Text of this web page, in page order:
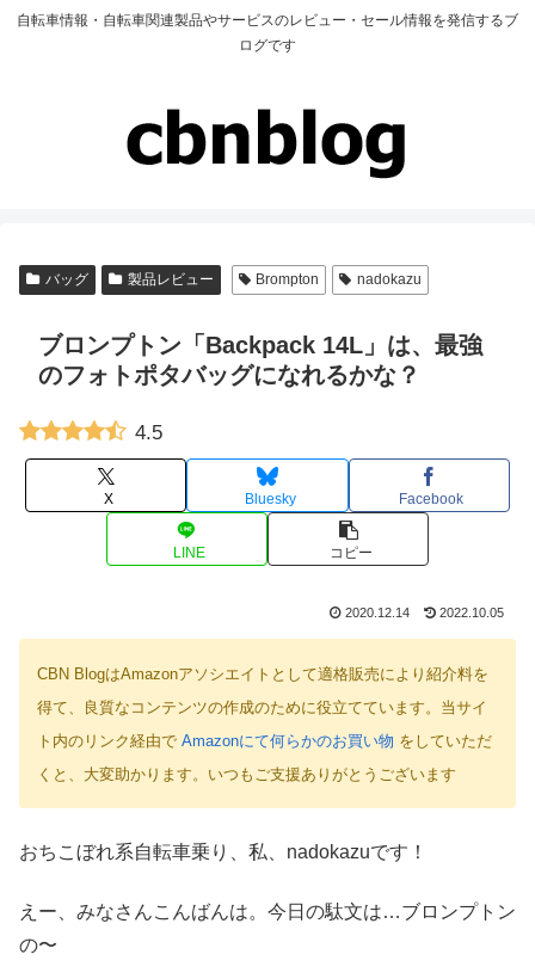
自転車情報・自転車関連製品やサービスのレビュー・セール情報を発信するブ
ログです
バッグ 製品レビュー Brompton nadokazu
ブロンプトン「Backpack 14L」は、最強
のフォトポタバッグになれるかな？
4.5
X Bluesky Facebook
LINE コピー
2020.12.14 2022.10.05
CBN BlogはAmazonアソシエイトとして適格販売により紹介料を
得て、良質なコンテンツの作成のために役立てています。当サイ
ト内のリンク経由で Amazonにて何らかのお買い物 をしていただ
くと、大変助かります。いつもご支援ありがとうございます
おちこぼれ系自転車乗り、私、nadokazuです！
えー、みなさんこんばんは。今日の駄文は…ブロンプトン
の〜